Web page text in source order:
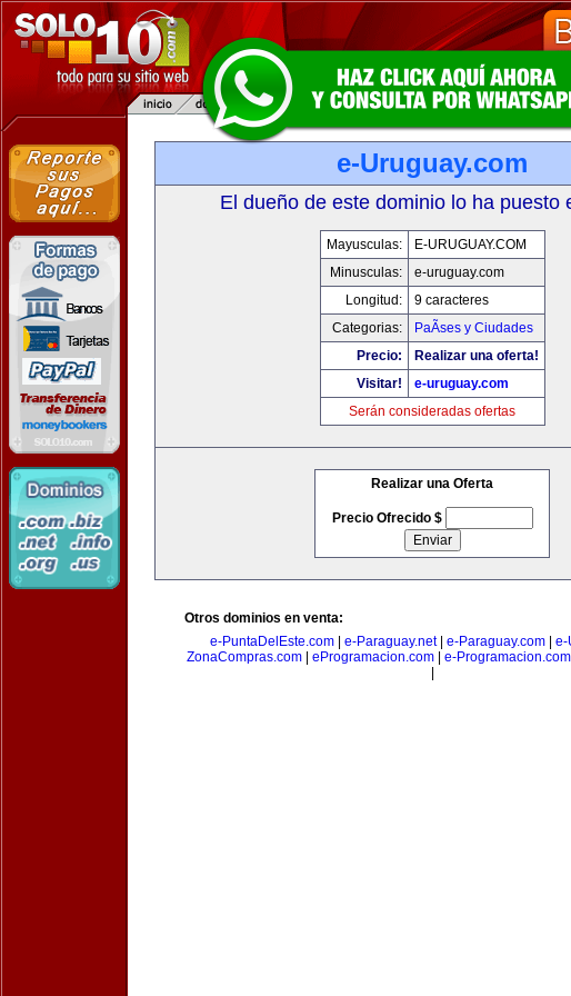
e-Uruguay.com
El dueño de este dominio lo ha puesto
Mayusculas:
E-URUGUAY.COM
Minusculas:
e-uruguay.com
Longitud:
9 caracteres
Categorias:
PaÃ­ses y Ciudades
Precio:
Realizar una oferta!
Visitar!
e-uruguay.com
Serán consideradas ofertas
Realizar una Oferta
Precio Ofrecido $
Otros dominios en venta:
e-PuntaDelEste.com
e-Paraguay.net| e-Paraguay.com e-
ZonaCompras.com
eProgramacion.com e-Programacion.com